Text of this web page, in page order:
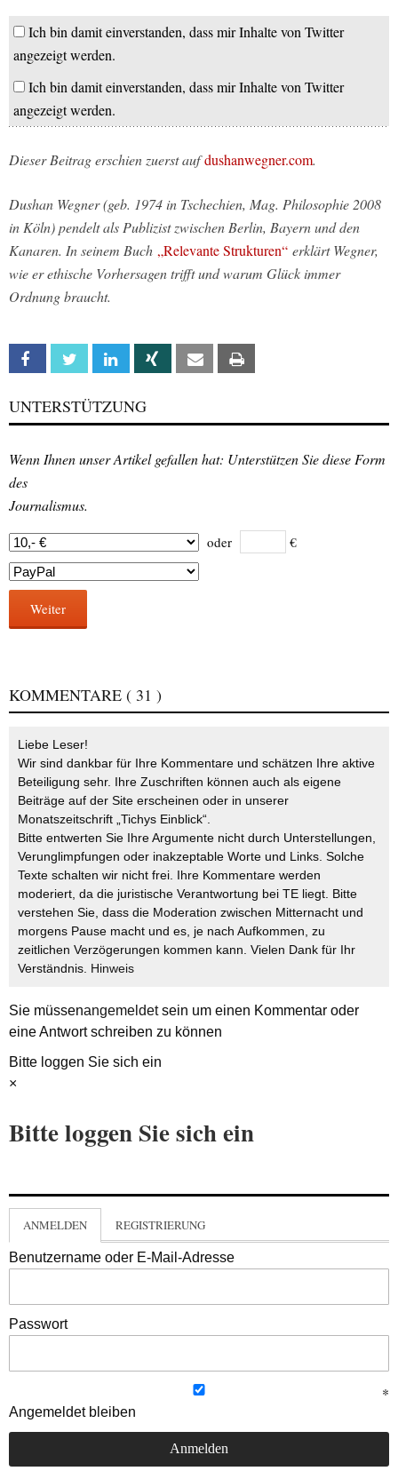
Ich bin damit einverstanden, dass mir Inhalte von Twitter
angezeigt werden.
Ich bin damit einverstanden, dass mir Inhalte von Twitter
angezeigt werden.
Dieser Beitrag erschien zuerst aufdushanwegner.com.
Dushan Wegner (geb. 1974 in Tschechien, Mag. Philosophie 2008
in Köln) pendelt als Publizist zwischen Berlin, Bayern und den
Kanaren. In seinem Buch „Relevante Strukturen“ erklärt Wegner,
wie er ethische Vorhersagen trifft und warum Glück immer
Ordnung braucht.
Facebook Twitter Linkedin Xing Email
UNTERSTÜTZUNG
Wenn Ihnen unser Artikel gefallen hat: Unterstützen Sie diese Form
des
Journalismus.
oder €
Weiter
KOMMENTARE ( 31 )
Liebe Leser!
Wir sind dankbar für Ihre Kommentare und schätzen Ihre aktive
Beteiligung sehr. Ihre Zuschriften können auch als eigene
Beiträge auf der Site erscheinen oder in unserer
Monatszeitschrift „Tichys Einblick“.
Bitte entwerten Sie Ihre Argumente nicht durch Unterstellungen,
Verunglimpfungen oder inakzeptable Worte und Links. Solche
Texte schalten wir nicht frei. Ihre Kommentare werden
moderiert, da die juristische Verantwortung bei TE liegt. Bitte
verstehen Sie, dass die Moderation zwischen Mitternacht und
morgens Pause macht und es, je nach Aufkommen, zu
zeitlichen Verzögerungen kommen kann. Vielen Dank für Ihr
Verständnis. Hinweis
Sie müssenangemeldetsein um einen Kommentar oder
eine Antwort schreiben zu können
Bitte loggen Sie sich ein
×
Bitte loggen Sie sich ein
ANMELDEN REGISTRIERUNG
Benutzername oder E-Mail-Adresse
Passwort
Angemeldet bleiben